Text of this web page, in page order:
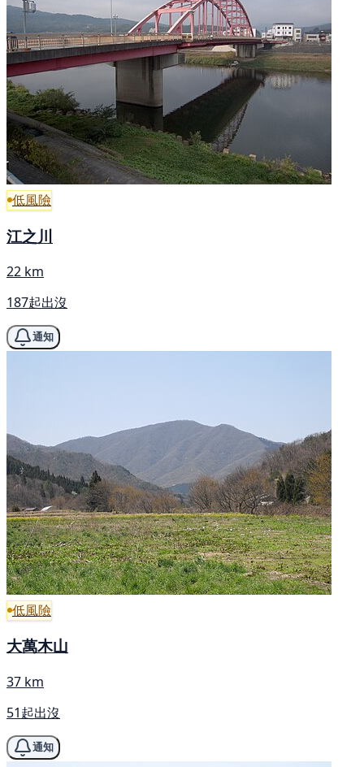
低風險
江之川
22 km
187起出沒
通知
低風險
大萬木山
37 km
51起出沒
通知